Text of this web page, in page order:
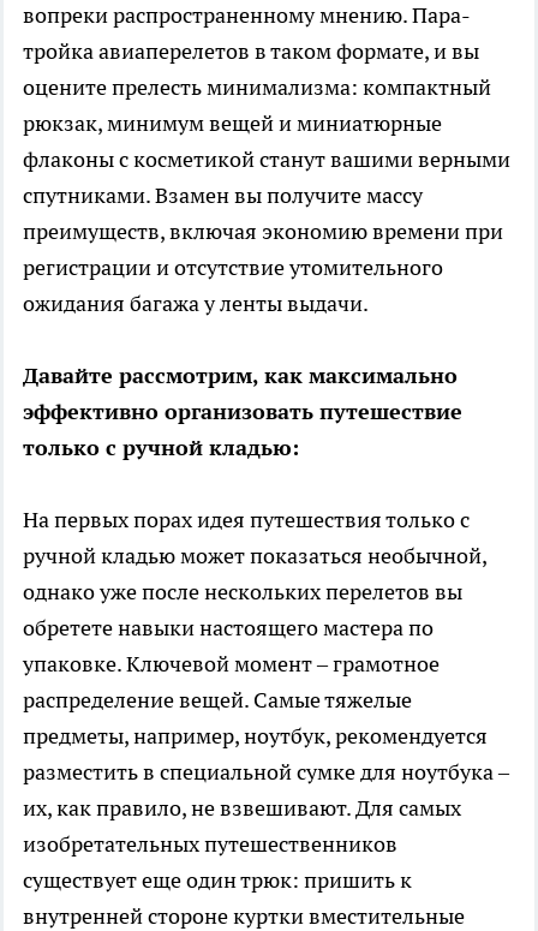
вопреки распространенному мнению. Пара-
тройка авиаперелетов в таком формате, и вы
оцените прелесть минимализма: компактный
рюкзак, минимум вещей и миниатюрные
флаконы с косметикой станут вашими верными
спутниками. Взамен вы получите массу
преимуществ, включая экономию времени при
регистрации и отсутствие утомительного
ожидания багажа у ленты выдачи.
Давайте рассмотрим, как максимально
эффективно организовать путешествие
только с ручной кладью:
На первых порах идея путешествия только с
ручной кладью может показаться необычной,
однако уже после нескольких перелетов вы
обретете навыки настоящего мастера по
упаковке. Ключевой момент – грамотное
распределение вещей. Самые тяжелые
предметы, например, ноутбук, рекомендуется
разместить в специальной сумке для ноутбука –
их, как правило, не взвешивают. Для самых
изобретательных путешественников
существует еще один трюк: пришить к
внутренней стороне куртки вместительные